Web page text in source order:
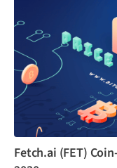
Fetch.ai (FET)